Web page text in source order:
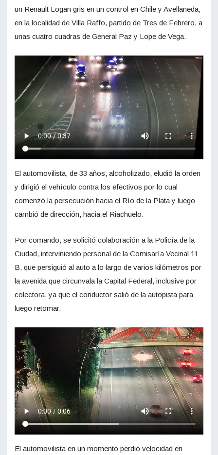
un Renault Logan gris en un control en Chile y Avellaneda,
en la localidad de Villa Raffo, partido de Tres de Febrero, a
unas cuatro cuadras de General Paz y Lope de Vega.
El automovilista, de 33 años, alcoholizado, eludió la orden
y dirigió el vehículo contra los efectivos por lo cual
comenzó la persecución hacia el Río de la Plata y luego
cambió de dirección, hacia el Riachuelo.
Por comando, se solicitó colaboración a la Policía de la
Ciudad, interviniendo personal de la Comisaría Vecinal 11
B, que persiguió al auto a lo largo de varios kilómetros por
la avenida que circunvala la Capital Federal, inclusive por
colectora, ya que el conductor salió de la autopista para
luego retomar.
El automovilista en un momento perdió velocidad en